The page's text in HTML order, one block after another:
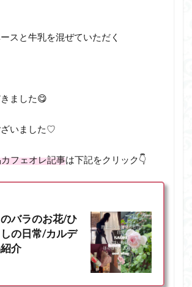
スと牛乳を混ぜていただく
ました😋
いました♡
フェオレ記事は下記をクリック👇
バラのお花/ひ
の日常/カルデ
介